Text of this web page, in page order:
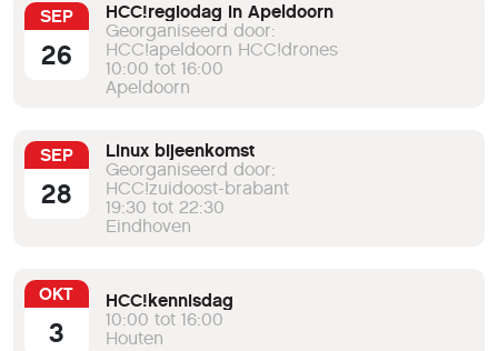
SEP
26
HCC!regiodag in Apeldoorn
Georganiseerd door:
HCC!apeldoorn HCC!drones
10:00 tot 16:00
Apeldoorn
SEP
28
Linux bijeenkomst
Georganiseerd door:
HCC!zuidoost-brabant
19:30 tot 22:30
Eindhoven
OKT
3
HCC!kennisdag
10:00 tot 16:00
Houten